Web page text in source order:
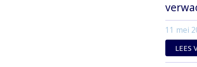
11 mei
LEES